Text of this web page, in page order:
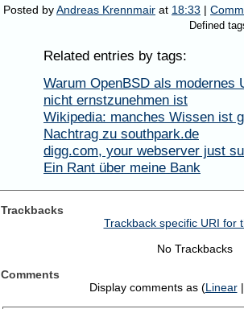
Posted byAndreas Krennmair at 18:33 |
Defined
Related entries by tags:
Warum OpenBSD als modernes
nicht ernstzunehmen ist
Wikipedia: manches Wissen ist
Nachtrag zu southpark.de
digg.com, your webserver just
Ein Rant über meine Bank
Trackbacks
Trackback specific URI for
No Trackbacks
Comments
Display comments as (Linear|